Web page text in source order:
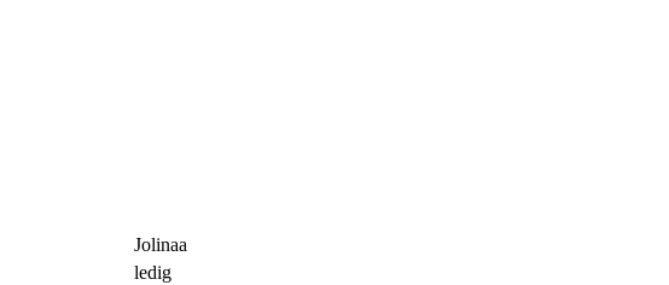
Jolinaa
ledig